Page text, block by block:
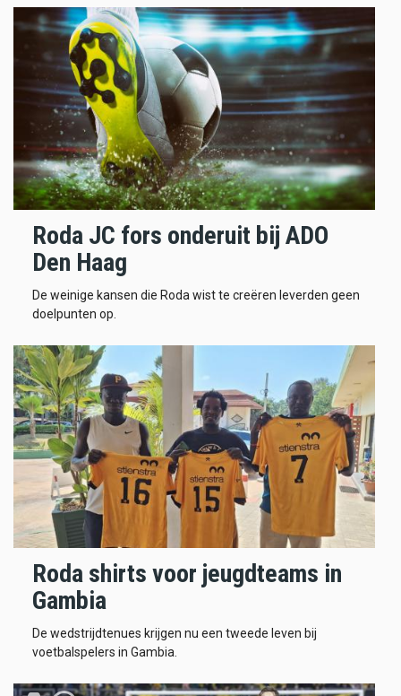
Roda JC fors onderuit bij ADO
Den Haag
De weinige kansen die Roda wist te creëren leverden geen
doelpunten op.
Roda shirts voor jeugdteams in
Gambia
De wedstrijdtenues krijgen nu een tweede leven bij
voetbalspelers in Gambia.